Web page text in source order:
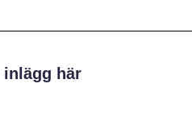
inlägg här